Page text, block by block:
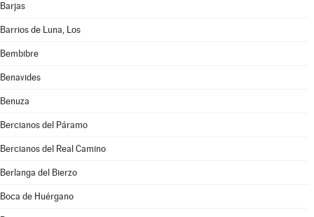
Barjas
Barrios de Luna, Los
Bembibre
Benavides
Benuza
Bercianos del Páramo
Bercianos del Real Camino
Berlanga del Bierzo
Boca de Huérgano